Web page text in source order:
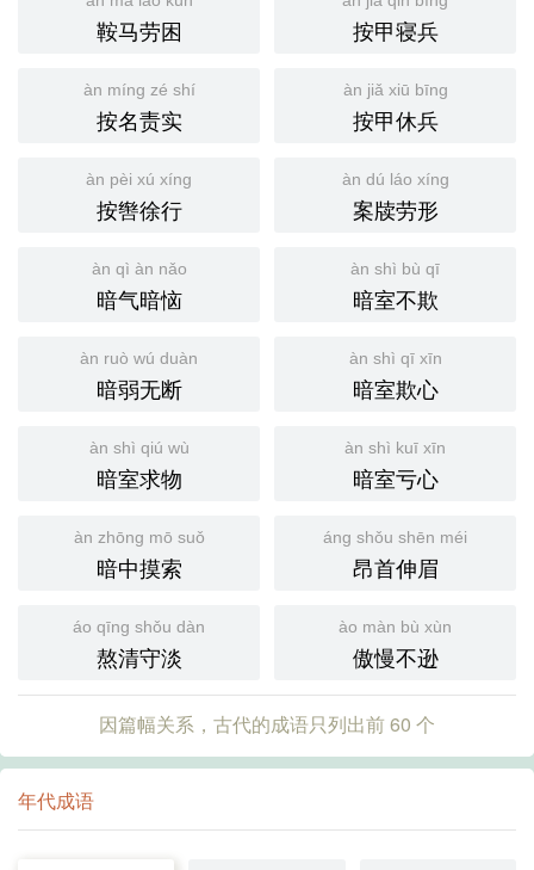
鞍马劳困 按甲寝兵
àn míng zé shí
按名责实
àn jiǎ xiū bīng
按甲休兵
àn pèi xú xíng
按辔徐行
àn dú láo xíng
案牍劳形
àn qì àn nǎo
暗气暗恼
àn shì bù qī
暗室不欺
àn ruò wú duàn
暗弱无断
àn shì qī xīn
暗室欺心
àn shì qiú wù
暗室求物
àn shì kuī xīn
暗室亏心
àn zhōng mō suǒ
暗中摸索
áng shǒu shēn méi
昂首伸眉
áo qīng shǒu dàn
熬清守淡
ào màn bù xùn
傲慢不逊
因篇幅关系，古代的成语只列出前 60 个
年代成语